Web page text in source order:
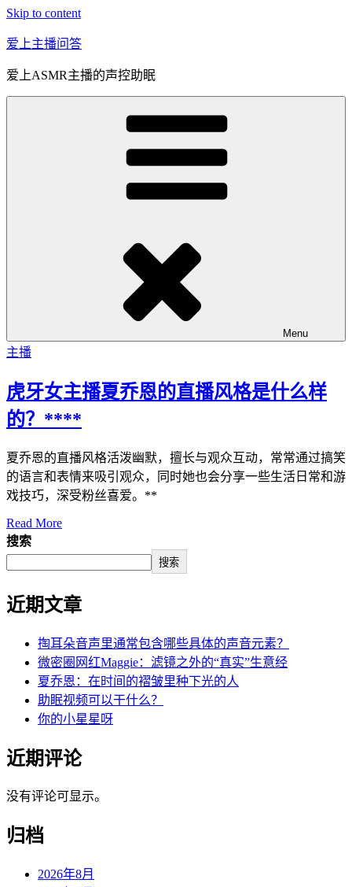
Skip to content
爱上主播问答
爱上ASMR主播的声控助眠
Menu
主播
虎牙女主播夏乔恩的直播风格是什么样
的？****
夏乔恩的直播风格活泼幽默，擅长与观众互动，常常通过搞笑
的语言和表情来吸引观众，同时她也会分享一些生活日常和游
戏技巧，深受粉丝喜爱。**
Read More
搜索
搜索
近期文章
掏耳朵音声里通常包含哪些具体的声音元素？
微密圈网红Maggie：滤镜之外的“真实”生意经
夏乔恩：在时间的褶皱里种下光的人
助眠视频可以干什么？
你的小星星呀
近期评论
没有评论可显示。
归档
2026年8月